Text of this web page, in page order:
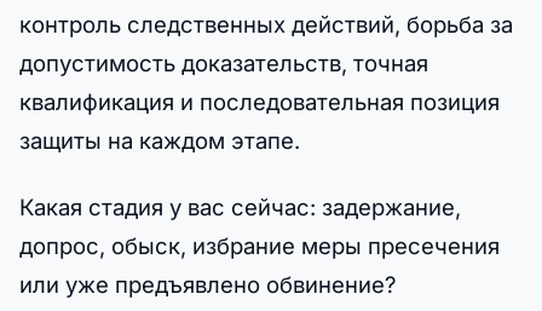
контроль следственных действий, борьба за
допустимость доказательств, точная
квалификация и последовательная позиция
защиты на каждом этапе.
Какая стадия у вас сейчас: задержание,
допрос, обыск, избрание меры пресечения
или уже предъявлено обвинение?